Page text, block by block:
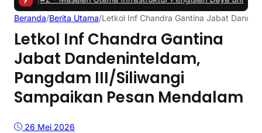
Beranda/Berita Utama/Letkol Inf Chandra Gantina Jabat
Letkol Inf Chandra Gantina
Jabat Dandeninteldam,
Pangdam III/Siliwangi
Sampaikan Pesan Mendalam
26 Mei 2026